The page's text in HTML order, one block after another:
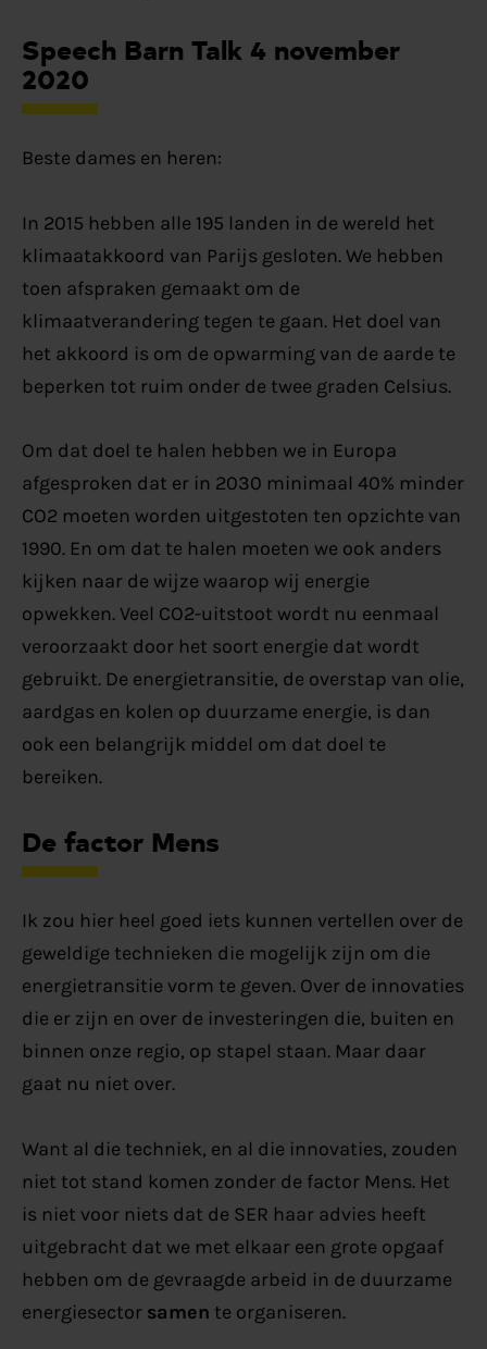
Speech Barn Talk 4 november
2020
Beste dames en heren:
In 2015 hebben alle 195 landen in de wereld het
klimaatakkoord van Parijs gesloten. We hebben
toen afspraken gemaakt om de
klimaatverandering tegen te gaan. Het doel van
het akkoord is om de opwarming van de aarde te
beperken tot ruim onder de twee graden Celsius.
Om dat doel te halen hebben we in Europa
afgesproken dat er in 2030 minimaal 40% minder
CO2 moeten worden uitgestoten ten opzichte van
1990. En om dat te halen moeten we ook anders
kijken naar de wijze waarop wij energie
opwekken. Veel CO2-uitstoot wordt nu eenmaal
veroorzaakt door het soort energie dat wordt
gebruikt. De energietransitie, de overstap van olie,
aardgas en kolen op duurzame energie, is dan
ook een belangrijk middel om dat doel te
bereiken.
De factor Mens
Ik zou hier heel goed iets kunnen vertellen over de
geweldige technieken die mogelijk zijn om die
energietransitie vorm te geven. Over de innovaties
die er zijn en over de investeringen die, buiten en
binnen onze regio, op stapel staan. Maar daar
gaat nu niet over.
Want al die techniek, en al die innovaties, zouden
niet tot stand komen zonder de factor Mens. Het
is niet voor niets dat de SER haar advies heeft
uitgebracht dat we met elkaar een grote opgaaf
hebben om de gevraagde arbeid in de duurzame
energiesector samen te organiseren.